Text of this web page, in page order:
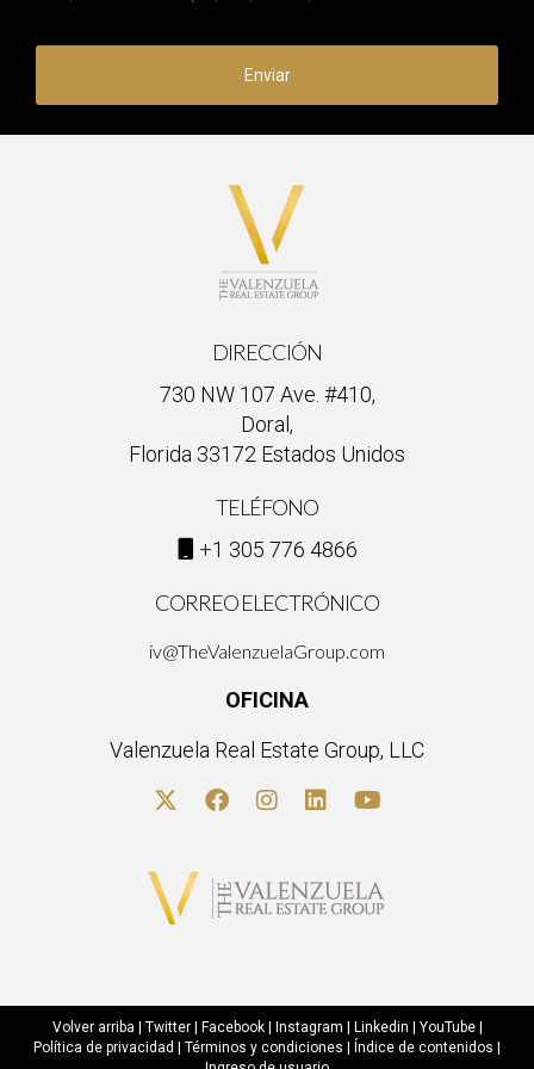
Enviar
DIRECCIÓN
730 NW 107 Ave. #410,
Doral,
Florida 33172 Estados Unidos
TELÉFONO
+1 305 776 4866
CORREO ELECTRÓNICO
iv@TheValenzuelaGroup.com
OFICINA
Valenzuela Real Estate Group, LLC
Volver arriba Twitter| Facebook| Instagram Linkedin YouTube|
Política de privacidad
Términos y condiciones Índice de contenidos